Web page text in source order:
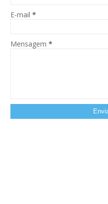
E-mail *
Mensagem *